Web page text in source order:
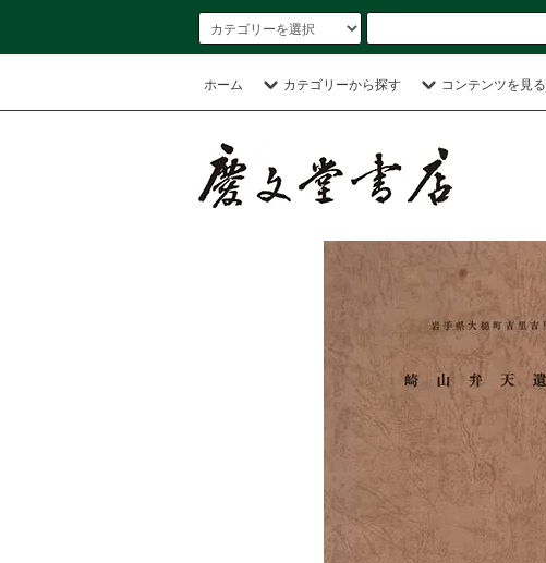
ホーム カテゴリーから探す コンテンツを見る